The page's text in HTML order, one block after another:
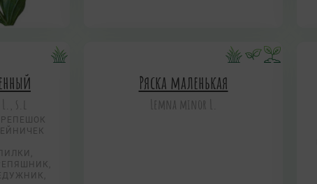
s.l
Ряска маленькая
Lemna minor L.